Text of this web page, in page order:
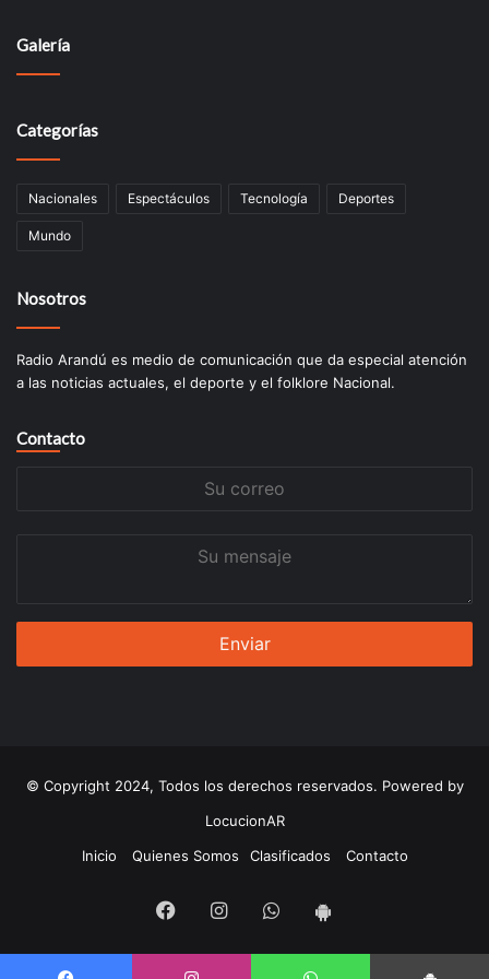
Galería
Categorías
Nacionales Espectáculos Tecnologí­a Deportes
Mundo
Nosotros
Radio Arandú es medio de comunicación que da especial atención
a las noticias actuales, el deporte y el folklore Nacional.
Contacto
© Copyright 2024, Todos los derechos reservados. Powered by
LocucionAR
Inicio
Quienes Somos Clasificados Contacto
FacebookInstagramWhatsapp